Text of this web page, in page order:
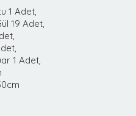
1 Adet,
19 Adet,
1 Adet,